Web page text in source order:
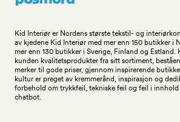
Kid Interiør er Nordens største tekstil- og
av kjedene Kid Interiør med mer enn 150 butikker i
mer enn 130 butikker i Sverige, Finland og Estland.
kunden kvalitetsprodukter fra sitt sortiment,
merker til gode priser, gjennom inspirerende
kultur er preget av kremmerånd, inspirasjon og
forbehold om trykkfeil, tekniske feil og feil i innhold
chatbot.